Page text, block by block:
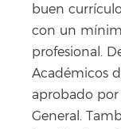
buen
con un
profesional.
Académicos
aprobado por
General.